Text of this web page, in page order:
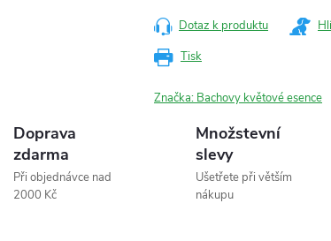
Tisk
Dotaz k produktu
Značka: Bachovy květové esence
Doprava
zdarma
Při objednávce nad
2000 Kč
Množstevní
slevy
Ušetřete při větším
nákupu